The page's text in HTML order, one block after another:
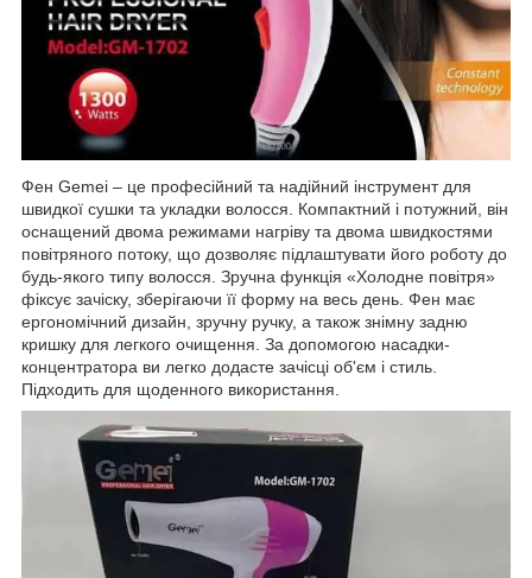
Фен Gemei – це професійний та надійний інструмент для
швидкої сушки та укладки волосся. Компактний і потужний, він
оснащений двома режимами нагріву та двома швидкостями
повітряного потоку, що дозволяє підлаштувати його роботу до
будь-якого типу волосся. Зручна функція «Холодне повітря»
фіксує зачіску, зберігаючи її форму на весь день. Фен має
ергономічний дизайн, зручну ручку, а також знімну задню
кришку для легкого очищення. За допомогою насадки-
концентратора ви легко додасте зачісці об'єм і стиль.
Підходить для щоденного використання.